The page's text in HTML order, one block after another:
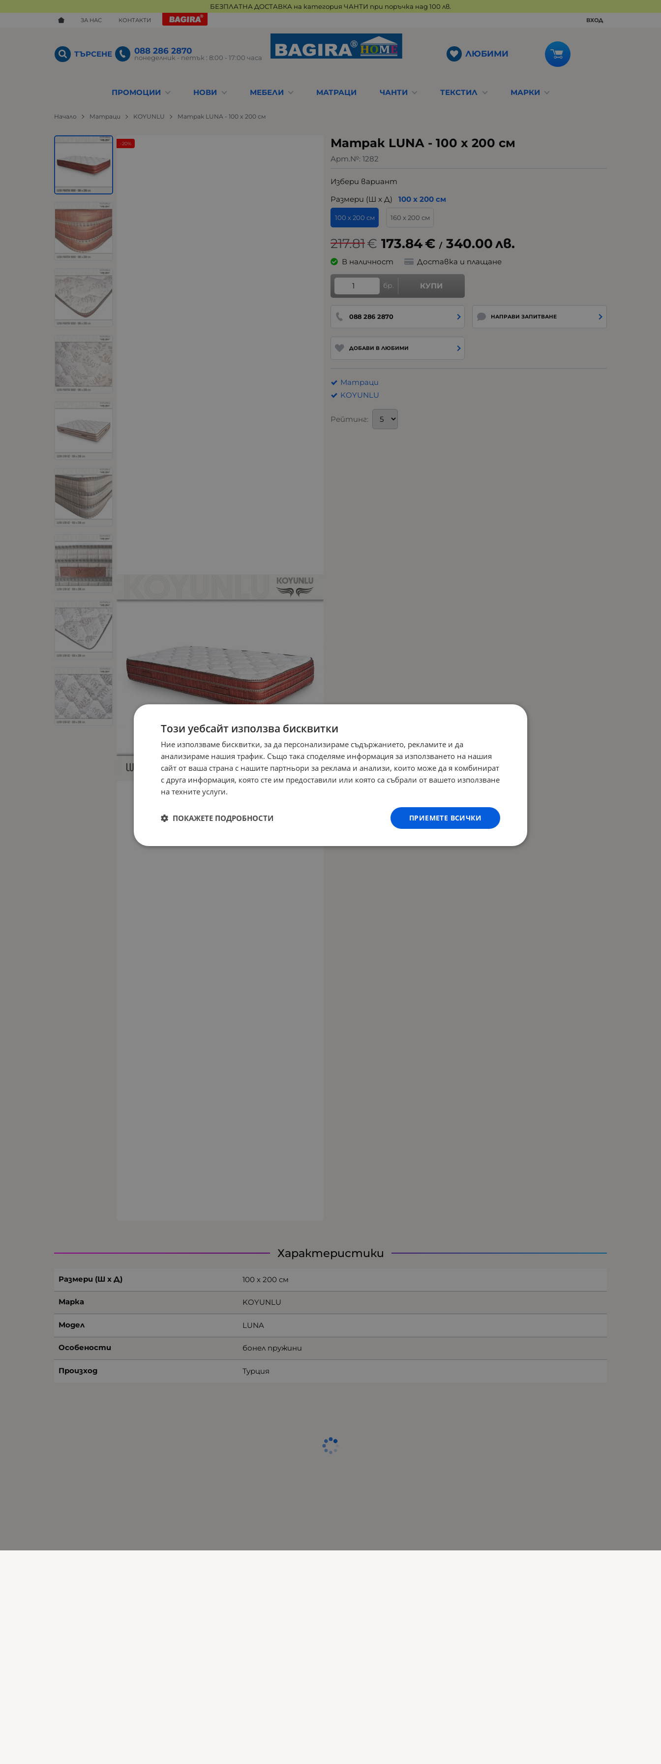
БЕЗПЛАТНА ДОСТАВКА на категория ЧАНТИ при поръчка над 100 лв.
ЗА НАС КОНТАКТИ ВХОД
ТЪРСЕНЕ 088 286 2870
понеделник - петък : 8:00 - 17:00 часа ЛЮБИМИ
ПРОМОЦИИ НОВИ МЕБЕЛИ МАТРАЦИ ЧАНТИ ТЕКСТИЛ МАРКИ
Начало Матраци KOYUNLU Матрак LUNA - 100 x 200 см
Матрак LUNA - 100 x 200 см
Арт.№: 1282
-20%
Избери вариант
Размери (Ш х Д)
100 х 200 см
100 х 200 см 160 х 200 см
217.81€ 173.84€ / 340.00лв.
В наличност Доставка и плащане
бр. КУПИ
088 286 2870 НАПРАВИ ЗАПИТВАНЕ
ДОБАВИ В ЛЮБИМИ
Матраци
KOYUNLU
Рейтинг:
Характеристики
Размери (Ш х Д) 100 х 200 см
Марка KOYUNLU
Модел LUNA
Особености бонел пружини
Произход Турция
Този уебсайт използва бисквитки
Ние използваме бисквитки, за да персонализираме съдържанието, рекламите и да
анализираме нашия трафик. Също така споделяме информация за използването на нашия
сайт от ваша страна с нашите партньори за реклама и анализи, които може да я комбинират
с друга информация, която сте им предоставили или която са събрали от вашето използване
на техните услуги.
ПРИЕМЕТЕ ВСИЧКИ
ПОКАЖЕТЕ ПОДРОБНОСТИ